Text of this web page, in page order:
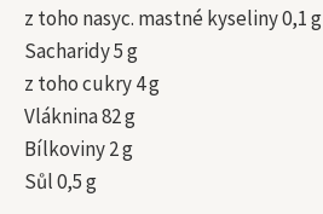
z toho nasyc. mastné kyseliny 0,1 g
Sacharidy 5 g
z toho cukry 4 g
Vláknina 82 g
Bílkoviny 2 g
Sůl 0,5 g